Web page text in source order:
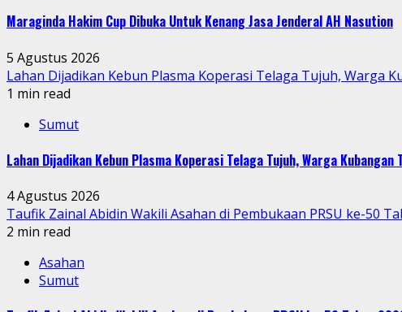
Maraginda Hakim Cup Dibuka Untuk Kenang Jasa Jenderal AH Nasution
5 Agustus 2026
Lahan Dijadikan Kebun Plasma Koperasi Telaga Tujuh, Warga
1 min read
Sumut
Lahan Dijadikan Kebun Plasma Koperasi Telaga Tujuh, Warga Kubangan
4 Agustus 2026
Taufik Zainal Abidin Wakili Asahan di Pembukaan PRSU ke-50
2 min read
Asahan
Sumut